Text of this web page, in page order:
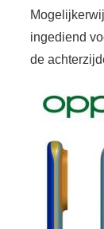
ingediend
de